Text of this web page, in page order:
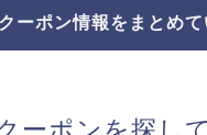
ーポン情報をまとめ